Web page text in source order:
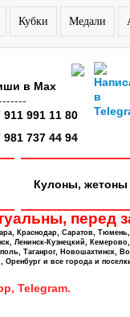
Кубки Медали
в Max
911 991 11 80
981 737 44 94
Кулоны, жетоны
перед
Краснодар, Саратов,
Ленинск-Кузнецкий,
Таганрог, Новошахтинск,
и все города и
Telegram.